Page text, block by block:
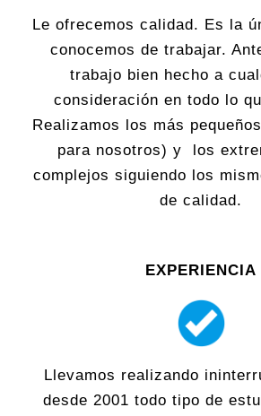
Le ofrecemos calidad. Es la
conocemos de trabajar.
trabajo bien hecho a
consideración en todo lo
Realizamos los más
para nosotros) y los
complejos siguiendo los
de calidad.
EXPERIENCIA
Llevamos realizando
desde 2001 todo tipo de